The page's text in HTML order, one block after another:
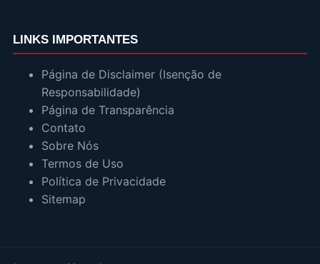
LINKS IMPORTANTES
Página de Disclaimer (Isenção de
Responsabilidade)
Página de Transparência
Contato
Sobre Nós
Termos de Uso
Política de Privacidade
Sitemap